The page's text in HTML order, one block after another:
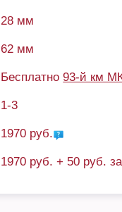
28 мм
62 мм
Бесплатно93-й км
1-3
1970 руб.
1970 руб. + 50 руб.